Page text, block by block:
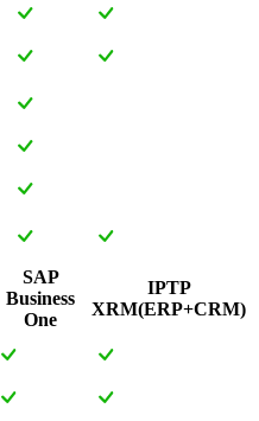
SAP
Business
One
IPTP
XRM(ERP+CRM)